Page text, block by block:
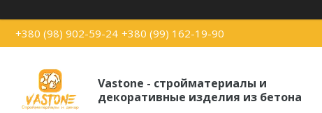
+380 (98) 902-59-24 +380 (99) 162-19-90
Vastone - стройматериалы и
декоративные изделия из бетона